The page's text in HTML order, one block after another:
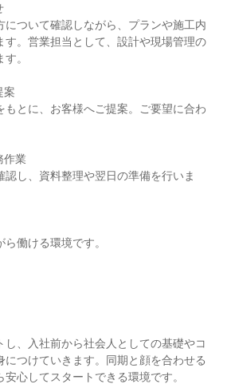
について確認しながら、プランや施工内
す。営業担当として、設計や現場管理の
。
案
もとに、お客様へご提案。ご要望に合わ
作業
し、資料整理や翌日の準備を行いま
働ける環境です。
し、入社前から社会人としての基礎やコ
につけていきます。同期と顔を合わせる
心してスタートできる環境です。